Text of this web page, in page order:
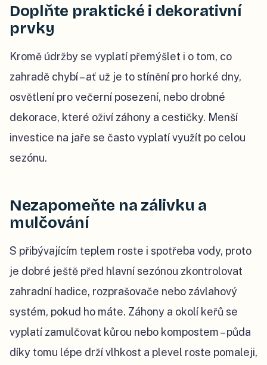
Doplňte praktické i dekorativní
prvky
Kromě údržby se vyplatí přemýšlet i o tom, co
zahradě chybí – ať už je to stínění pro horké dny,
osvětlení pro večerní posezení, nebo drobné
dekorace, které oživí záhony a cestičky. Menší
investice na jaře se často vyplatí využít po celou
sezónu.
Nezapomeňte na zálivku a
mulčování
S přibývajícím teplem roste i spotřeba vody, proto
je dobré ještě před hlavní sezónou zkontrolovat
zahradní hadice, rozprašovače nebo závlahový
systém, pokud ho máte. Záhony a okolí keřů se
vyplatí zamulčovat kůrou nebo kompostem – půda
díky tomu lépe drží vlhkost a plevel roste pomaleji,